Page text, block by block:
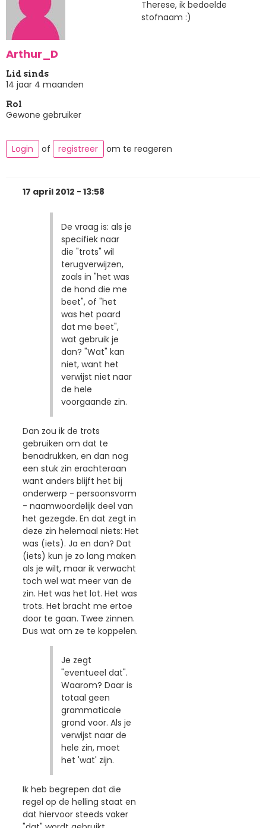
Arthur_D
Lid sinds
14 jaar 4 maanden
Rol
Gewone gebruiker
Therese, ik bedoelde
stofnaam :)
Login of registreer om te reageren
17 april 2012 - 13:58
De vraag is: als je
specifiek naar
die "trots" wil
terugverwijzen,
zoals in "het was
de hond die me
beet", of "het
was het paard
dat me beet",
wat gebruik je
dan? "Wat" kan
niet, want het
verwijst niet naar
de hele
voorgaande zin.
Dan zou ik de trots
gebruiken om dat te
benadrukken, en dan nog
een stuk zin erachteraan
want anders blijft het bij
onderwerp - persoonsvorm
- naamwoordelijk deel van
het gezegde. En dat zegt in
deze zin helemaal niets: Het
was (iets). Ja en dan? Dat
(iets) kun je zo lang maken
als je wilt, maar ik verwacht
toch wel wat meer van de
zin. Het was het lot. Het was
trots. Het bracht me ertoe
door te gaan. Twee zinnen.
Dus wat om ze te koppelen.
Je zegt
"eventueel dat".
Waarom? Daar is
totaal geen
grammaticale
grond voor. Als je
verwijst naar de
hele zin, moet
het 'wat' zijn.
Ik heb begrepen dat die
regel op de helling staat en
dat hiervoor steeds vaker